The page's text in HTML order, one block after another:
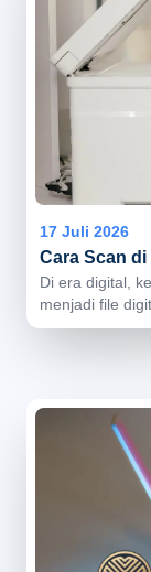
17 Juli 2026
Cara Scan
Di era digital,
menjadi file
dokumen kini
pengguna
printer
mudah
operasional
dapat
gambar
Printer? Fitur